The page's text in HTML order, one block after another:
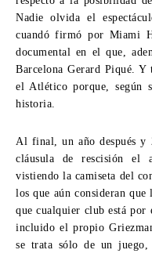
Nadie olvida el
cuandó firmó por Miami
documental en el que,
Barcelona Gerard Piqué. Y
el Atlético porque, según
historia.
Al final, un año después y
cláusula de rescisión el
vistiendo la camiseta del
los que aún consideran
que cualquier club está por
incluido el propio
se trata sólo de un juego,